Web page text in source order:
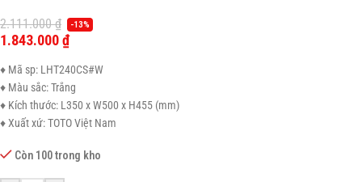
2.111.000₫ -13%
1.843.000₫
♦ Mã sp: LHT240CS#W
♦ Màu sắc: Trắng
♦ Kích thước: L350 x W500 x H455 (mm)
♦ Xuất xứ: TOTO Việt Nam
Còn 100 trong kho